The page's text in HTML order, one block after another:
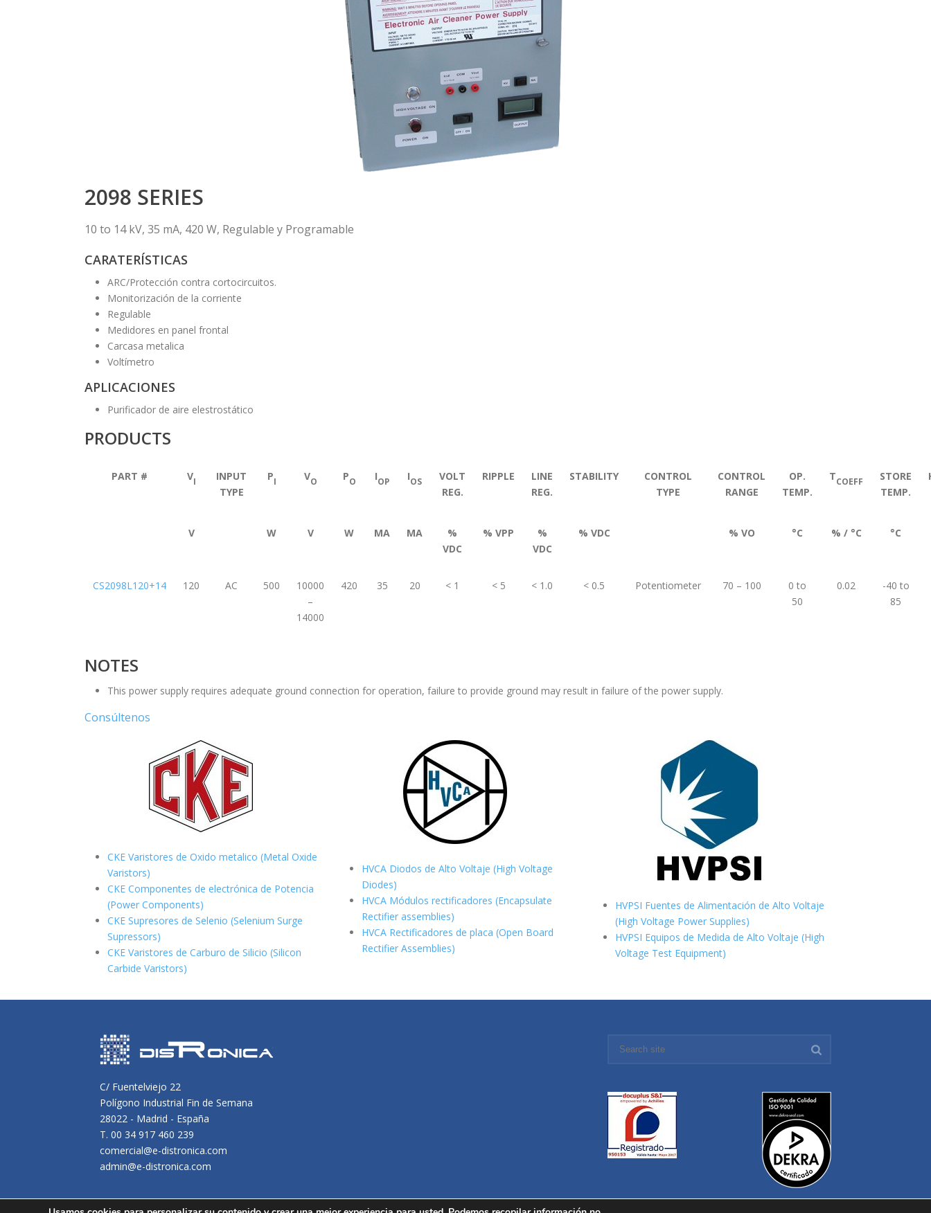
2098 SERIES
10 to 14 kV, 35 mA, 420 W, Regulable y Programable
CARATERÍSTICAS
ARC/Protección contra cortocircuitos.
Monitorización de la corriente
Regulable
Medidores en panel frontal
Carcasa metalica
Voltímetro
APLICACIONES
Purificador de aire elestrostático
PRODUCTS
PART # VI
INPUT
TYPE
PI VO PO IOP IOS
VOLT
REG.
RIPPLE
LINE
REG.
STABILITY
CONTROL
TYPE
CONTROL
RANGE
OP.
TEMP.
TCOEFF
STORE
TEMP.
V W V W MA MA
%
VDC
% VPP
%
VDC
% VDC % VO °C % / °C °C
CS2098L120+14 120 AC 500
10000
–
14000
420 35 20 < 1 < 5 < 1.0 < 0.5 Potentiometer 70 – 100
0 to
50
0.02
-40 to
85
NOTES
This power supply requires adequate ground connection for operation, failure to provide ground may result in failure of the power supply.
Consúltenos
CKE Varistores de Oxido metalico (Metal Oxide
Varistors)
CKE Componentes de electrónica de Potencia
(Power Components)
CKE Supresores de Selenio (Selenium Surge
Supressors)
CKE Varistores de Carburo de Silicio (Silicon
Carbide Varistors)
HVCA Diodos de Alto Voltaje (High Voltage
Diodes)
HVCA Módulos rectificadores (Encapsulate
Rectifier assemblies)
HVCA Rectificadores de placa (Open Board
Rectifier Assemblies)
HVPSI Fuentes de Alimentación de Alto Voltaje
(High Voltage Power Supplies)
HVPSI Equipos de Medida de Alto Voltaje (High
Voltage Test Equipment)
C/ Fuentelviejo 22
Polígono Industrial Fin de Semana
28022 - Madrid - España
T. 00 34 917 460 239
comercial@e-distronica.com
admin@e-distronica.com